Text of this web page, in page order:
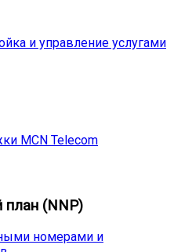
и управление услугами
MCN Telecom
(NNP)
номерами и